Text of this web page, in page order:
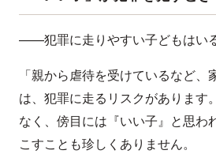
——犯罪に走りやすい子どもはい
「親から虐待を受けているなど
は、犯罪に走るリスクがあります
なく、傍目には『いい子』と思わ
こすことも珍しくありません。